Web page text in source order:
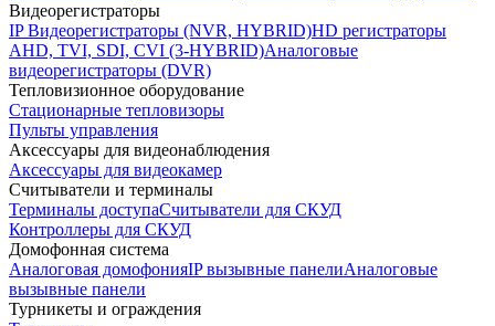
Видеорегистраторы
IP Видеорегистраторы (NVR, HYBRID)HD регистраторы
AHD, TVI, SDI, CVI (3-HYBRID)Аналоговые
видеорегистраторы (DVR)
Тепловизионное оборудование
Стационарные тепловизоры
Пульты управления
Аксессуары для видеонаблюдения
Аксессуары для видеокамер
Считыватели и терминалы
Терминалы доступаСчитыватели для СКУД
Контроллеры для СКУД
Домофонная система
Аналоговая домофонияIP вызывные панелиАналоговые
вызывные панели
Турникеты и ограждения